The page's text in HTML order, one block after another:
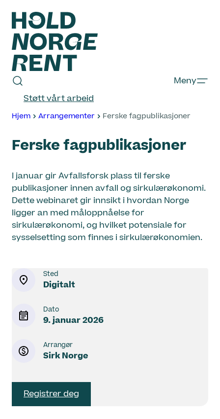
Hopp
innhold
Hold
Norge
Rent
Støtt vårt arbeid
Meny
Hjem Arrangementer Ferske fagpublikasjoner
Ferske fagpublikasjoner
I januar gir Avfallsforsk plass til ferske
publikasjoner innen avfall og sirkulærøkonomi.
Dette webinaret gir innsikt i hvordan Norge
ligger an med måloppnåelse for
sirkulærøkonomi, og hvilket potensiale for
sysselsetting som finnes i sirkulærøkonomien.
Sted
Digitalt
Dato
9. januar 2026
Arrangør
Sirk Norge
Registrer deg